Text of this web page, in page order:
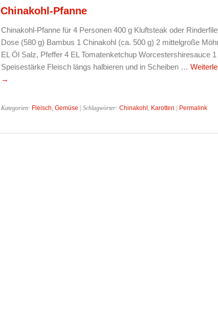
Chinakohl-Pfanne
Chinakohl-Pfanne für 4 Personen 400 g Kluftsteak oder
Dose (580 g) Bambus 1 Chinakohl (ca. 500 g) 2 mittelgroße
EL Öl Salz, Pfeffer 4 EL Tomatenketchup Worcestershiresauce 1
Speisestärke Fleisch längs halbieren und in Scheiben …
→
Kategorien: Fleisch, Gemüse | Schlagwörter: Chinakohl , Karotten Permalink